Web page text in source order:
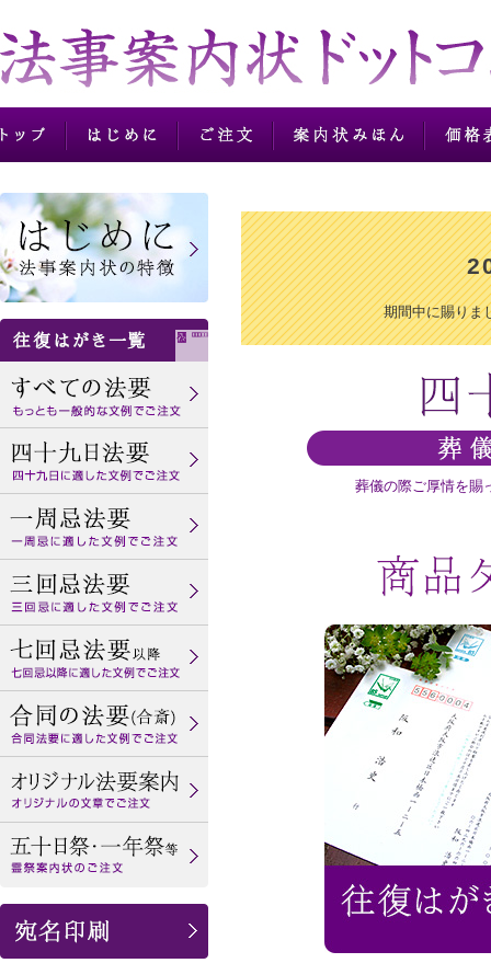
期間中に賜りま
葬儀の際ご厚情を賜